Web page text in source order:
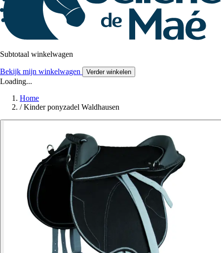
Subtotaal winkelwagen
Bekijk mijn winkelwagen Verder winkelen
Loading...
Home
/ Kinder ponyzadel Waldhausen